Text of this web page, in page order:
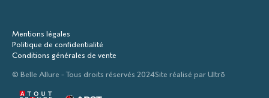
Mentions légales
Politique de confidentialité
Conditions générales de vente
© Belle Allure - Tous droits réservés 2024Site réalisé par Ultrō